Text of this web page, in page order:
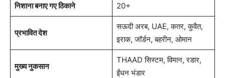
निशाना बनाए गए ठिकाने 20+
प्रभावित देश
सऊदी अरब, UAE, कतर, कुवैत,
इराक, जॉर्डन, बहरीन, ओमान
मुख्य नुकसान
THAAD सिस्टम, विमान, रडार,
ईंधन भंडार